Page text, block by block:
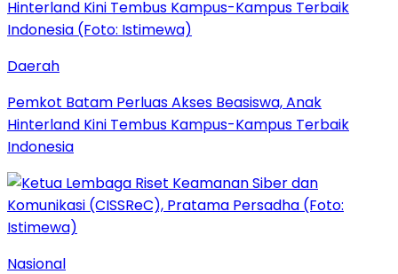
Daerah
Pemkot Batam Perluas Akses Beasiswa, Anak
Hinterland Kini Tembus Kampus-Kampus Terbaik
Indonesia
Nasional